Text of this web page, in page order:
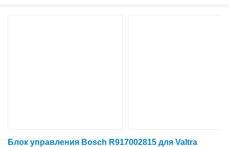
Блок управления Bosch R917002815 для Valtra